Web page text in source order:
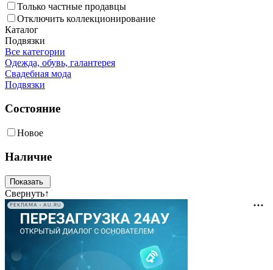
Только частные продавцы
Отключить коллекционирование
Каталог
Подвязки
Все категории
Одежда, обувь, галантерея
Свадебная мода
Подвязки
Состояние
Новое
Наличие
Свернуть↑
РЕКЛАМА • AU.RU